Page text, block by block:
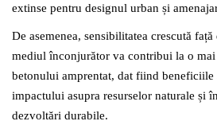
extinse pentru designul urban și
De asemenea, sensibilitatea crescută
mediul înconjurător va contribui la o mai
betonului amprentat, dat fiind beneficiile
impactului asupra resurselor naturale și
dezvoltări durabile.